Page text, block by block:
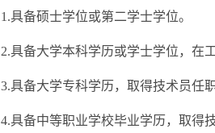
1.具备硕士学位或第二学士学位。
2.具备大学本科学历或学士学位，在
3.具备大学专科学历，取得技术员任
4.具备中等职业学校毕业学历，取得